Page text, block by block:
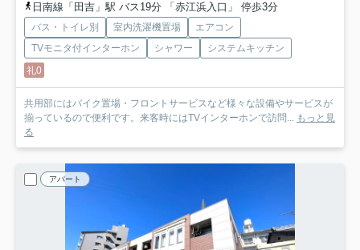
日南線「田吉」駅 バス19分 「赤江浜入口」 停歩3分
バス・トイレ別 室内洗濯機置場
エアコン
TVモニタ付インターホン
シャワー
システムキッチン
礼0
共用部にはバイク置場・フロントサービスなど様々な設備やサービスが
揃っているので便利です。来客時にはTVインターホンで訪問... もっと見
る
アパート